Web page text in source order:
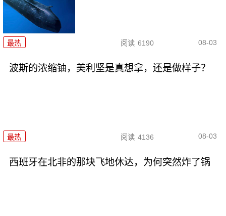
最热 阅读 6190 08-03
波斯的浓缩铀，美利坚是真想拿，还是做样子？
最热 阅读 4136 08-03
西班牙在北非的那块飞地休达，为何突然炸了锅